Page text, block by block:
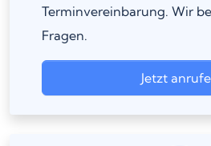
Terminvereinbarung. Wir
Fragen.
Jetzt